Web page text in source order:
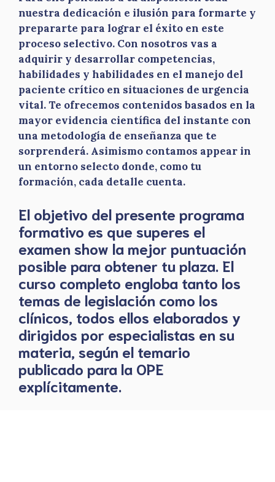
nuestra dedicación e ilusión para formarte y
prepararte para lograr el éxito en este
proceso selectivo. Con nosotros vas a
adquirir y desarrollar competencias,
habilidades y habilidades en el manejo del
paciente crítico en situaciones de urgencia
vital. Te ofrecemos contenidos basados en la
mayor evidencia científica del instante con
una metodología de enseñanza que te
sorprenderá. Asimismo contamos appear in
un entorno selecto donde, como tu
formación, cada detalle cuenta.
El objetivo del presente programa
formativo es que superes el
examen show la mejor puntuación
posible para obtener tu plaza. El
curso completo engloba tanto los
temas de legislación como los
clínicos, todos ellos elaborados y
dirigidos por especialistas en su
materia, según el temario
publicado para la OPE
explícitamente.